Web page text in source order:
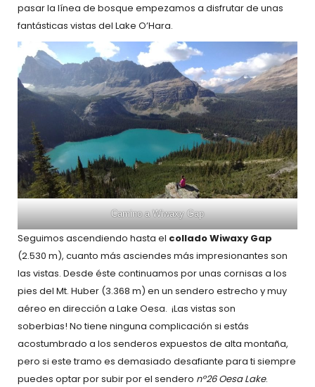
pasar la línea de bosque empezamos a disfrutar de unas
fantásticas vistas del Lake O’Hara.
Camino a Wiwaxy Gap
Seguimos ascendiendo hasta el collado Wiwaxy Gap
(2.530 m), cuanto más asciendes más impresionantes son
las vistas. Desde éste continuamos por unas cornisas a los
pies del Mt. Huber (3.368 m) en un sendero estrecho y muy
aéreo en dirección a Lake Oesa. ¡Las vistas son
soberbias! No tiene ninguna complicación si estás
acostumbrado a los senderos expuestos de alta montaña,
pero si este tramo es demasiado desafiante para ti siempre
puedes optar por subir por el sendero nº26 Oesa Lake.